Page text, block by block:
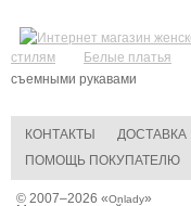
стилям
Белые платья
съемными рукавами
КОНТАКТЫ ДОСТАВКА
ПОМОЩЬ ПОКУПАТЕЛЮ
© 2007–2026 «Onlady»